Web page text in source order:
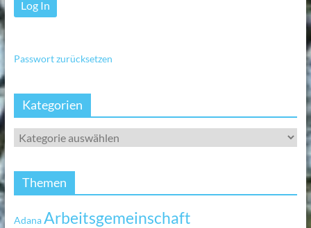
Passwort zurücksetzen
Kategorien
Themen
AdanaArbeitsgemeinschaft